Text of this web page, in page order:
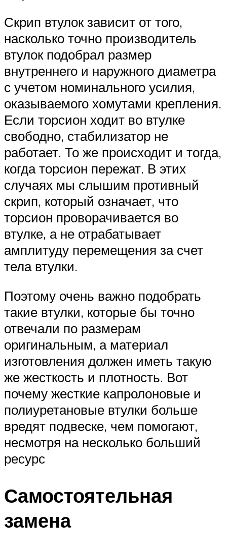
Скрип втулок зависит от того,
насколько точно производитель
втулок подобрал размер
внутреннего и наружного диаметра
с учетом номинального усилия,
оказываемого хомутами крепления.
Если торсион ходит во втулке
свободно, стабилизатор не
работает. То же происходит и тогда,
когда торсион пережат. В этих
случаях мы слышим противный
скрип, который означает, что
торсион проворачивается во
втулке, а не отрабатывает
амплитуду перемещения за счет
тела втулки.
Поэтому очень важно подобрать
такие втулки, которые бы точно
отвечали по размерам
оригинальным, а материал
изготовления должен иметь такую
же жесткость и плотность. Вот
почему жесткие капролоновые и
полиуретановые втулки больше
вредят подвеске, чем помогают,
несмотря на несколько больший
ресурс
Самостоятельная
замена